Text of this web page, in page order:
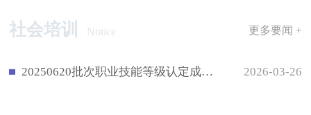
社会培训 Notice 更多要闻 +
20250620批次职业技能等级认定成绩公示 2026-03-26